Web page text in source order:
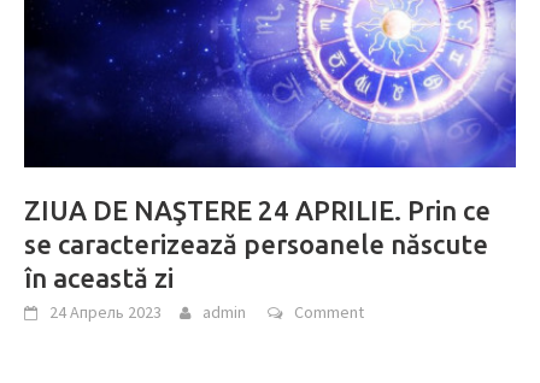
ZIUA DE NAŞTERE 24 APRILIE. Prin ce
se caracterizează persoanele născute
în această zi
24 Апрель 2023 admin Comment